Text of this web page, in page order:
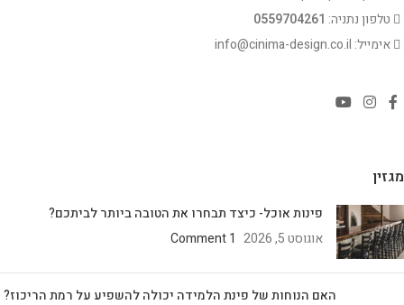
טלפון נתניה: 0559704261
אימייל: info@cinima-design.co.il
מגזין
פינות אוכל- כיצד תבחרו את הטובה ביותר לביתכם?
אוגוסט 5, 2026
1 Comment
האם הנוחות של פינת הלמידה יכולה להשפיע על רמת הריכוז?